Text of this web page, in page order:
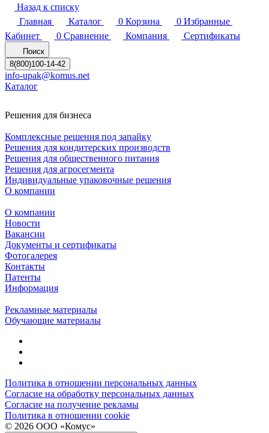
Назад к списку
Главная
Каталог 0 Корзина 0 Избранные
Кабинет
0 Сравнение Компания Сертификаты
Поиск
8(800)100-14-42
info-upak@komus.net
Каталог
Решения для бизнеса
Комплексные решения под запайку
Решения для кондитерских производств
Решения для общественного питания
Решения для агросегмента
Индивидуальные упаковочные решения
О компании
О компании
Новости
Вакансии
Документы и сертификаты
Фотогалерея
Контакты
Патенты
Информация
Рекламные материалы
Обучающие материалы
Политика в отношении персональных данных
Согласие на обработку персональных данных
Согласие на получение рекламы
Политика в отношении cookie
© 2026 ООО «Комус»